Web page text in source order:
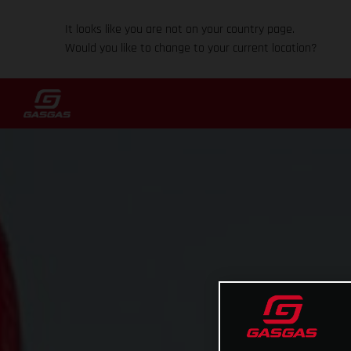
It looks like you are not on your country page.
Would you like to change to your current location?